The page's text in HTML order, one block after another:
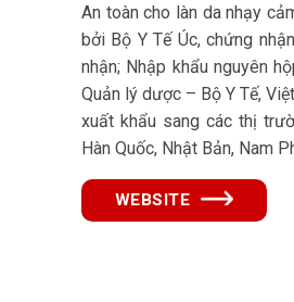
An toàn cho làn da nhạy
bởi Bộ Y Tế Úc, chứng
nhận; Nhập khẩu nguyên
Quản lý dược – Bộ Y Tế,
xuất khẩu sang các thị
Hàn Quốc, Nhật Bản, Nam
WEBSITE